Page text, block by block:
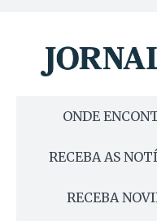
ONDE
RECEBA AS
RECEBA